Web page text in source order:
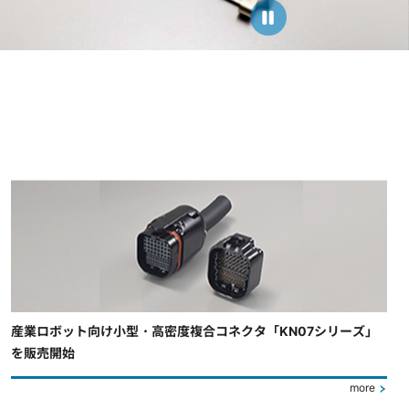
産業ロボット向け小型・高密度複合コネクタ「KN07シリーズ」
を販売開始
more